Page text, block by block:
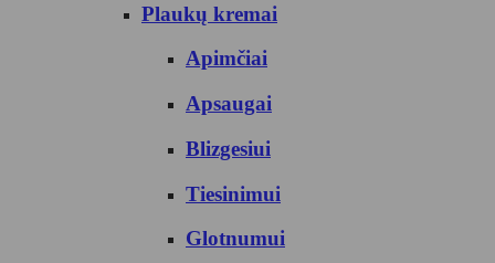
Plaukų kremai
Apimčiai
Apsaugai
Blizgesiui
Tiesinimui
Glotnumui